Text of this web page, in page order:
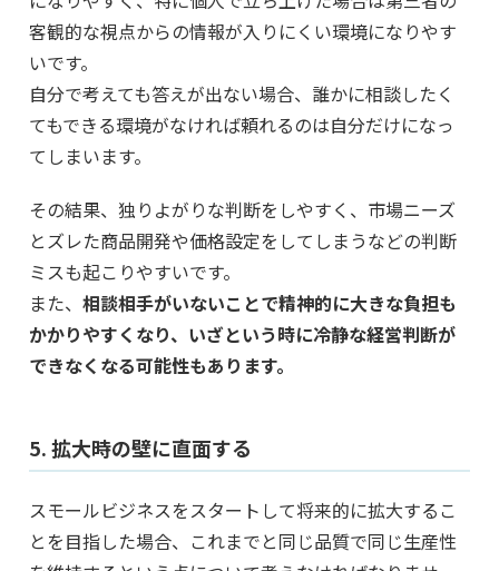
客観的な視点からの情報が入りにくい環境になりやす
いです。
自分で考えても答えが出ない場合、誰かに相談したく
てもできる環境がなければ頼れるのは自分だけになっ
てしまいます。
その結果、独りよがりな判断をしやすく、市場ニーズ
とズレた商品開発や価格設定をしてしまうなどの判断
ミスも起こりやすいです。
また、 相談相手がいないことで精神的に大きな負担も
かかりやすくなり、いざという時に冷静な経営判断が
できなくなる可能性もあります。
5. 拡大時の壁に直面する
スモールビジネスをスタートして将来的に拡大するこ
とを目指した場合、これまでと同じ品質で同じ生産性